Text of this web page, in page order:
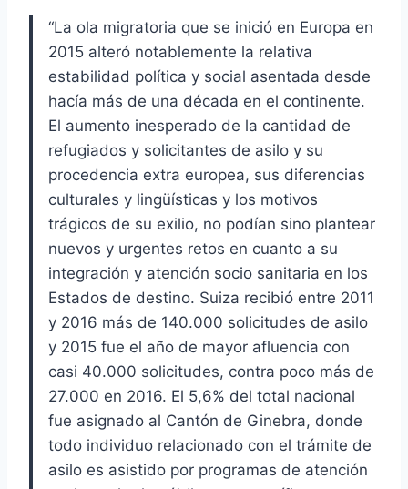
“La ola migratoria que se inició en Europa en
2015 alteró notablemente la relativa
estabilidad política y social asentada desde
hacía más de una década en el continente.
El aumento inesperado de la cantidad de
refugiados y solicitantes de asilo y su
procedencia extra europea, sus diferencias
culturales y lingüísticas y los motivos
trágicos de su exilio, no podían sino plantear
nuevos y urgentes retos en cuanto a su
integración y atención socio sanitaria en los
Estados de destino. Suiza recibió entre 2011
y 2016 más de 140.000 solicitudes de asilo
y 2015 fue el año de mayor afluencia con
casi 40.000 solicitudes, contra poco más de
27.000 en 2016. El 5,6% del total nacional
fue asignado al Cantón de Ginebra, donde
todo individuo relacionado con el trámite de
asilo es asistido por programas de atención